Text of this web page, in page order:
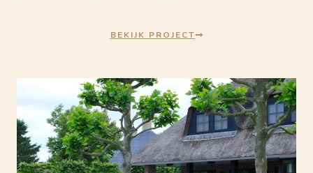
BEKIJK PROJECT